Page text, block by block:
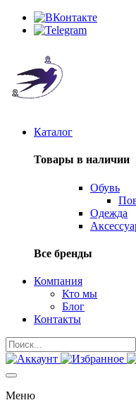
Каталог
Товары в наличии
Обувь
Одежда
Все бренды
Компания
Кто мы
Блог
Контакты
Меню